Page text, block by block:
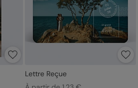
Lettre Reçue